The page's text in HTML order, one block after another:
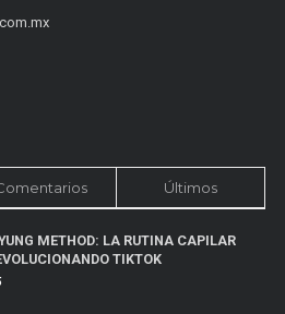
Últimos
METHOD: LA RUTINA CAPILAR
TIKTOK